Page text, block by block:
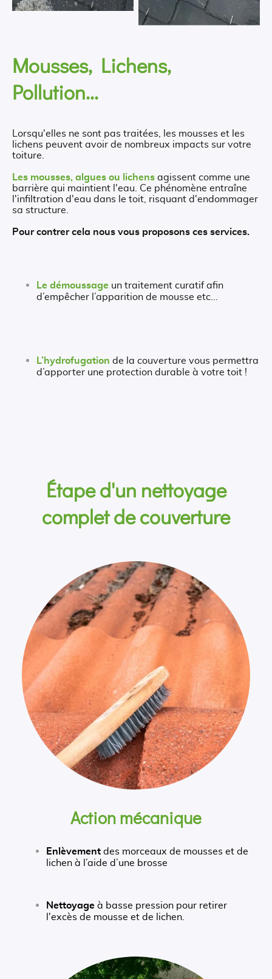
Mousses, Lichens,
Pollution...
Lorsqu'elles ne sont pas traitées, les mousses et les
lichens peuvent avoir de nombreux impacts sur votre
toiture.
Les mousses, algues ou lichens agissent comme une
barrière qui maintient l'eau. Ce phénomène entraîne
l'infiltration d'eau dans le toit, risquant d'endommager
sa structure.
Pour contrer cela nous vous proposons ces services.
Le démoussage un traitement curatif afin
d’empêcher l’apparition de mousse etc...
L’hydrofugation de la couverture vous permettra
d’apporter une protection durable à votre toit !
Étape d'un nettoyage
complet de couverture
Action mécanique
Enlèvement des morceaux de mousses et de
lichen à l’aide d’une brosse
Nettoyage à basse pression pour retirer
l'excès de mousse et de lichen.